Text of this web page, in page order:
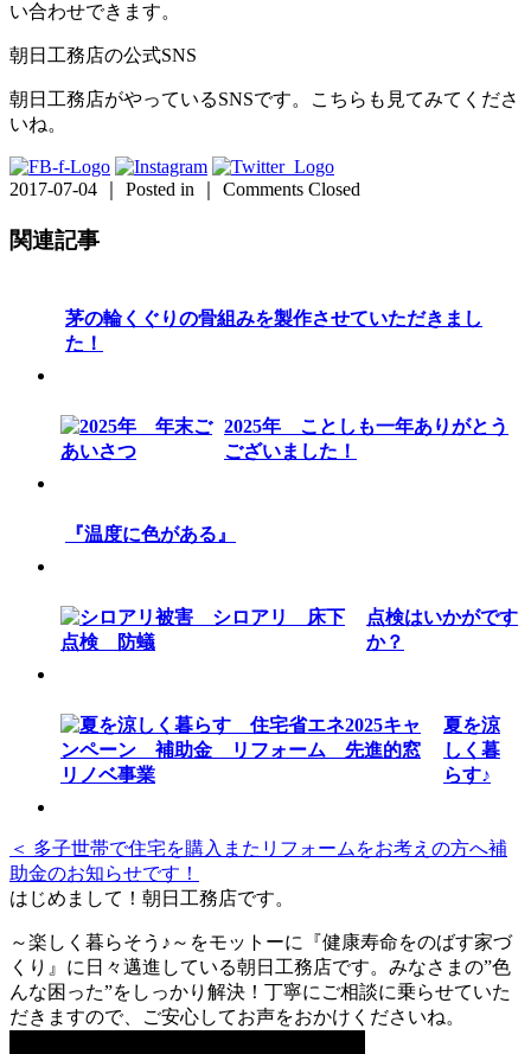
い合わせできます。
朝日工務店の公式SNS
朝日工務店がやっているSNSです。こちらも見てみてくださ
いね。
2017-07-04 ｜ Posted in ｜ Comments Closed
関連記事
茅の輪くぐりの骨組みを製作させていただきまし
た！
2025年 ことしも一年ありがとう
ございました！
『温度に色がある』
点検はいかがです
か？
夏を涼
しく暮
らす♪
＜ 多子世帯で住宅を購入またリフォームをお考えの方へ補
助金のお知らせです！
はじめまして！朝日工務店です。
～楽しく暮らそう♪～をモットーに『健康寿命をのばす家づ
くり』に日々邁進している朝日工務店です。みなさまの”色
んな困った”をしっかり解決！丁寧にご相談に乗らせていた
だきますので、ご安心してお声をおかけくださいね。